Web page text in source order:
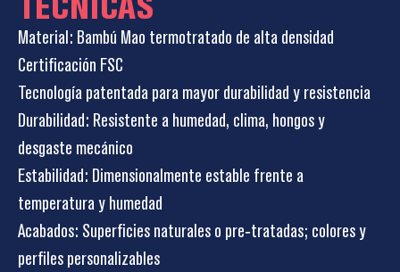
Material: Bambú Mao termotratado de alta densidad
Certificación FSC
Tecnología patentada para mayor durabilidad y resistencia
Durabilidad: Resistente a humedad, clima, hongos y
desgaste mecánico
Estabilidad: Dimensionalmente estable frente a
temperatura y humedad
Acabados: Superficies naturales o pre‑tratadas; colores y
perfiles personalizables